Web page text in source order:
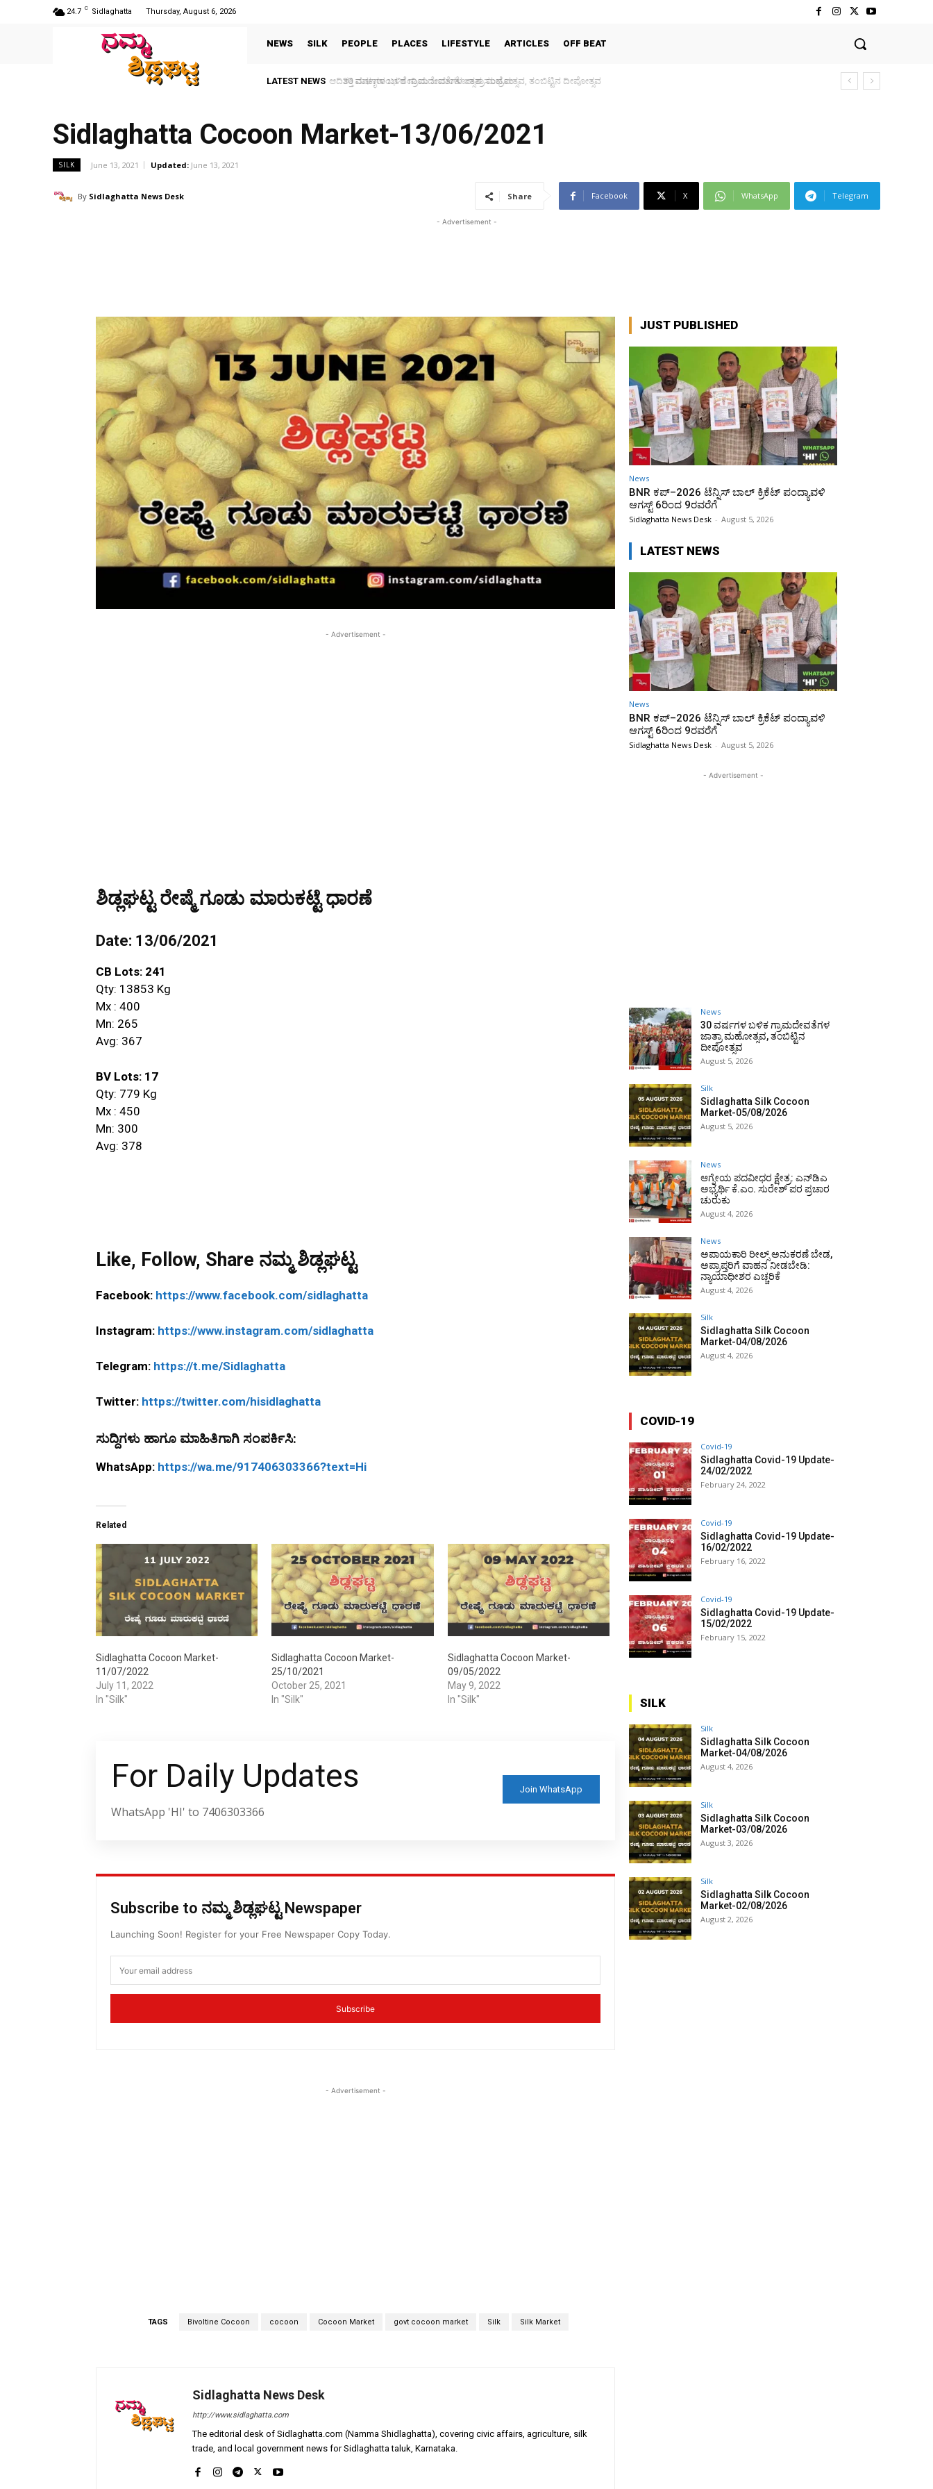
24.7 C Sidlaghatta Thursday, August 6, 2026
NEWS SILK PEOPLE PLACES LIFESTYLE ARTICLES OFF BEAT
LATEST NEWS 30 ವರ್ಷಗಳ ಬಳಿಕ ಗ್ರಾಮದೇವತೆಗಳ ಜಾತ್ರಾ ಮಹೋತ್ಸವ, ತಂಬಿಟ್ಟಿನ ದೀಪೋತ್ಸವ
Sidlaghatta Cocoon Market-13/06/2021
SILK June 13, 2021 Updated: June 13, 2021
By Sidlaghatta News Desk Share Facebook X WhatsApp Telegram
- Advertisement -
- Advertisement -
ಶಿಡ್ಲಘಟ್ಟ ರೇಷ್ಮೆ ಗೂಡು ಮಾರುಕಟ್ಟೆ ಧಾರಣೆ
Date: 13/06/2021
CB Lots: 241
Qty: 13853 Kg
Mx : 400
Mn: 265
Avg: 367
BV Lots: 17
Qty: 779 Kg
Mx : 450
Mn: 300
Avg: 378
Like, Follow, Share ನಮ್ಮ ಶಿಡ್ಲಘಟ್ಟ
Facebook: https://www.facebook.com/sidlaghatta
Instagram: https://www.instagram.com/sidlaghatta
Telegram: https://t.me/Sidlaghatta
Twitter: https://twitter.com/hisidlaghatta
ಸುದ್ದಿಗಳು ಹಾಗೂ ಮಾಹಿತಿಗಾಗಿ ಸಂಪರ್ಕಿಸಿ:
WhatsApp: https://wa.me/917406303366?text=Hi
Related
Sidlaghatta Cocoon Market-
11/07/2022
July 11, 2022
In "Silk"
Sidlaghatta Cocoon Market-
25/10/2021
October 25, 2021
In "Silk"
Sidlaghatta Cocoon Market-
09/05/2022
May 9, 2022
In "Silk"
For Daily Updates
WhatsApp 'HI' to 7406303366
Join WhatsApp
Subscribe to ನಮ್ಮ ಶಿಡ್ಲಘಟ್ಟ Newspaper
Launching Soon! Register for your Free Newspaper Copy Today.
Subscribe
- Advertisement -
TAGS Bivoltine Cocoon cocoon Cocoon Market govt cocoon market Silk Silk Market
Sidlaghatta News Desk
http://www.sidlaghatta.com
The editorial desk of Sidlaghatta.com (Namma Shidlaghatta), covering civic affairs, agriculture, silk
trade, and local government news for Sidlaghatta taluk, Karnataka.
JUST PUBLISHED
News
BNR ಕಪ್–2026 ಟೆನ್ನಿಸ್ ಬಾಲ್ ಕ್ರಿಕೆಟ್ ಪಂದ್ಯಾವಳಿ
ಆಗಸ್ಟ್ 6ರಿಂದ 9ರವರೆಗೆ
Sidlaghatta News Desk - August 5, 2026
LATEST NEWS
News
BNR ಕಪ್–2026 ಟೆನ್ನಿಸ್ ಬಾಲ್ ಕ್ರಿಕೆಟ್ ಪಂದ್ಯಾವಳಿ
ಆಗಸ್ಟ್ 6ರಿಂದ 9ರವರೆಗೆ
Sidlaghatta News Desk - August 5, 2026
- Advertisement -
News
30 ವರ್ಷಗಳ ಬಳಿಕ ಗ್ರಾಮದೇವತೆಗಳ
ಜಾತ್ರಾ ಮಹೋತ್ಸವ, ತಂಬಿಟ್ಟಿನ
ದೀಪೋತ್ಸವ
August 5, 2026
Silk
Sidlaghatta Silk Cocoon
Market-05/08/2026
August 5, 2026
News
ಆಗ್ನೇಯ ಪದವೀಧರ ಕ್ಷೇತ್ರ: ಎನ್‌ಡಿಎ
ಅಭ್ಯರ್ಥಿ ಕೆ.ಎಂ. ಸುರೇಶ್ ಪರ ಪ್ರಚಾರ
ಚುರುಕು
August 4, 2026
News
ಅಪಾಯಕಾರಿ ರೀಲ್ಸ್ ಅನುಕರಣೆ ಬೇಡ,
ಅಪ್ರಾಪ್ತರಿಗೆ ವಾಹನ ನೀಡಬೇಡಿ:
ನ್ಯಾಯಾಧೀಶರ ಎಚ್ಚರಿಕೆ
August 4, 2026
Silk
Sidlaghatta Silk Cocoon
Market-04/08/2026
August 4, 2026
COVID-19
Covid-19
Sidlaghatta Covid-19 Update-
24/02/2022
February 24, 2022
Covid-19
Sidlaghatta Covid-19 Update-
16/02/2022
February 16, 2022
Covid-19
Sidlaghatta Covid-19 Update-
15/02/2022
February 15, 2022
SILK
Silk
Sidlaghatta Silk Cocoon
Market-04/08/2026
August 4, 2026
Silk
Sidlaghatta Silk Cocoon
Market-03/08/2026
August 3, 2026
Silk
Sidlaghatta Silk Cocoon
Market-02/08/2026
August 2, 2026